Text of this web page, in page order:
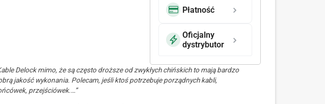
Płatność
Oficjalny
dystrybutor
Delock mimo, że są często droższe od zwykłych chińskich to mają bardzo
jakość wykonania. Polecam, jeśli ktoś potrzebuje porządnych kabli,
przejściówek.…”